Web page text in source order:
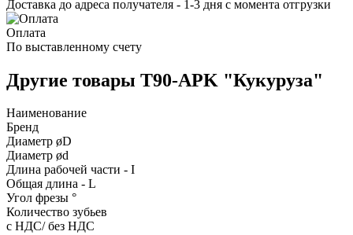
Доставка до адреса получателя - 1-3 дня с момента отгрузки
Оплата
По выставленному счету
Другие товары T90-APK "Кукуруза"
Наименование
Бренд
Диаметр øD
Диаметр ød
Длина рабочей части - I
Общая длина - L
Угол фрезы °
Количество зубьев
с НДС/ без НДС